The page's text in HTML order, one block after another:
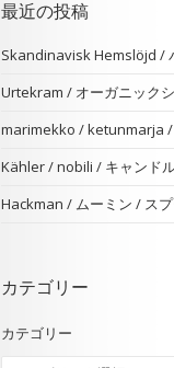
最近の投稿
Skandinavisk Hemslöjd /
Urtekram / オーガニック
marimekko / ketunmarja /
Kähler / nobili / キャンド
Hackman / ムーミン / ス
カテゴリー
カテゴリー